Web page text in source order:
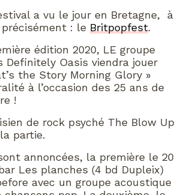
a vu le jour en Bretagne, à
: le Britpopfest.
édition 2020, LE groupe
Definitely Oasis viendra jouer
the Story Morning Glory »
à l’occasion des 25 ans de
!
de rock psyché The Blow Up
partie.
annoncées, la première le 20
Les planches (4 bd Dupleix)
avec un groupe acoustique